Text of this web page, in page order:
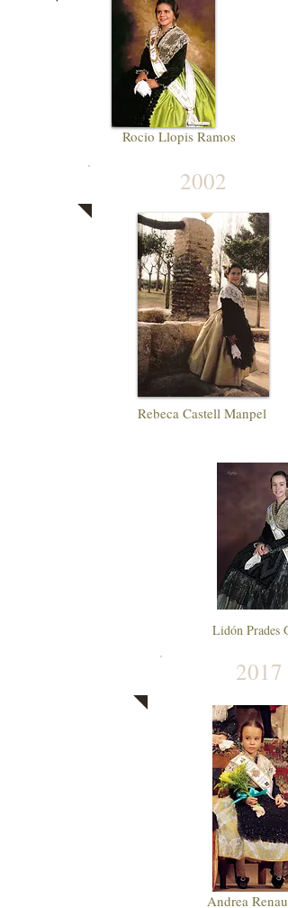
Rocio Llopis Ramos
2002
Rebeca Castell Manpel
Lidón Prades
2017
Andrea Renau